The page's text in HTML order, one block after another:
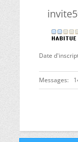
Date
Messages